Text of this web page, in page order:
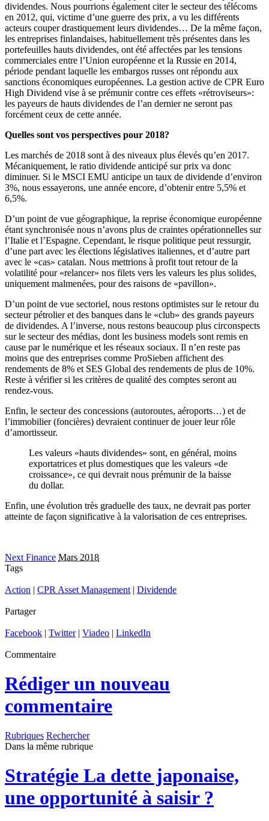
dividendes. Nous pourrions également citer le secteur des télécoms
en 2012, qui, victime d’une guerre des prix, a vu les différents
acteurs couper drastiquement leurs dividendes… De la même façon,
les entreprises finlandaises, habituellement très présentes dans les
portefeuilles hauts dividendes, ont été affectées par les tensions
commerciales entre l’Union européenne et la Russie en 2014,
période pendant laquelle les embargos russes ont répondu aux
sanctions économiques européennes. La gestion active de CPR Euro
High Dividend vise à se prémunir contre ces effets «rétroviseurs»:
les payeurs de hauts dividendes de l’an dernier ne seront pas
forcément ceux de cette année.
Quelles sont vos perspectives pour 2018?
Les marchés de 2018 sont à des niveaux plus élevés qu’en 2017.
Mécaniquement, le ratio dividende anticipé sur prix va donc
diminuer. Si le MSCI EMU anticipe un taux de dividende d’environ
3%, nous essayerons, une année encore, d’obtenir entre 5,5% et
6,5%.
D’un point de vue géographique, la reprise économique européenne
étant synchronisée nous n’avons plus de craintes opérationnelles sur
l’Italie et l’Espagne. Cependant, le risque politique peut ressurgir,
d’une part avec les élections législatives italiennes, et d’autre part
avec le «cas» catalan. Nous mettrions à profit tout retour de la
volatilité pour «relancer» nos filets vers les valeurs les plus solides,
uniquement malmenées, pour des raisons de «pavillon».
D’un point de vue sectoriel, nous restons optimistes sur le retour du
secteur pétrolier et des banques dans le «club» des grands payeurs
de dividendes. A l’inverse, nous restons beaucoup plus circonspects
sur le secteur des médias, dont les business models sont remis en
cause par le numérique et les réseaux sociaux. Il n’en reste pas
moins que des entreprises comme ProSieben affichent des
rendements de 8% et SES Global des rendements de plus de 10%.
Reste à vérifier si les critères de qualité des comptes seront au
rendez-vous.
Enfin, le secteur des concessions (autoroutes, aéroports…) et de
l’immobilier (foncières) devraient continuer de jouer leur rôle
d’amortisseur.
Les valeurs «hauts dividendes» sont, en général, moins
exportatrices et plus domestiques que les valeurs «de
croissance», ce qui devrait nous prémunir de la baisse
du dollar.
Enfin, une évolution très graduelle des taux, ne devrait pas porter
atteinte de façon significative à la valorisation de ces entreprises.
Next Finance Mars 2018
Tags
Action | CPR Asset Management | Dividende
Partager
Facebook | Twitter| Viadeo | LinkedIn
Commentaire
Rédiger un nouveau
commentaire
Rubriques Rechercher
Dans la même rubrique
Stratégie La dette japonaise,
une opportunité à saisir ?